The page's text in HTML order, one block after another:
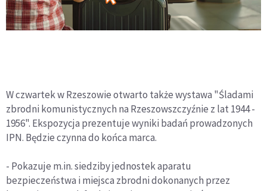
W czwartek w Rzeszowie otwarto także wystawa "Śladami
zbrodni komunistycznych na Rzeszowszczyźnie z lat 1944 -
1956". Ekspozycja prezentuje wyniki badań prowadzonych
IPN. Będzie czynna do końca marca.
- Pokazuje m.in. siedziby jednostek aparatu
bezpieczeństwa i miejsca zbrodni dokonanych przez